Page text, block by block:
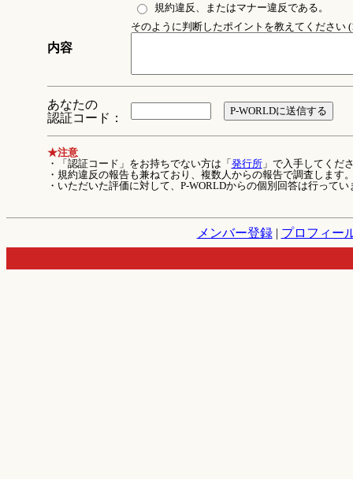
規約違反、またはマナー違反である。
内容
そのように判断したポイントを教えてください
あなたの
認証コード：
★注意
・「認証コード」をお持ちでない方は「 発行所」で入手してくだ
・規約違反の報告も兼ねており、複数人からの報告で調査します
・いただいた評価に対して、P-WORLDからの個別回答は行ってい
メンバー登録| プロフィー